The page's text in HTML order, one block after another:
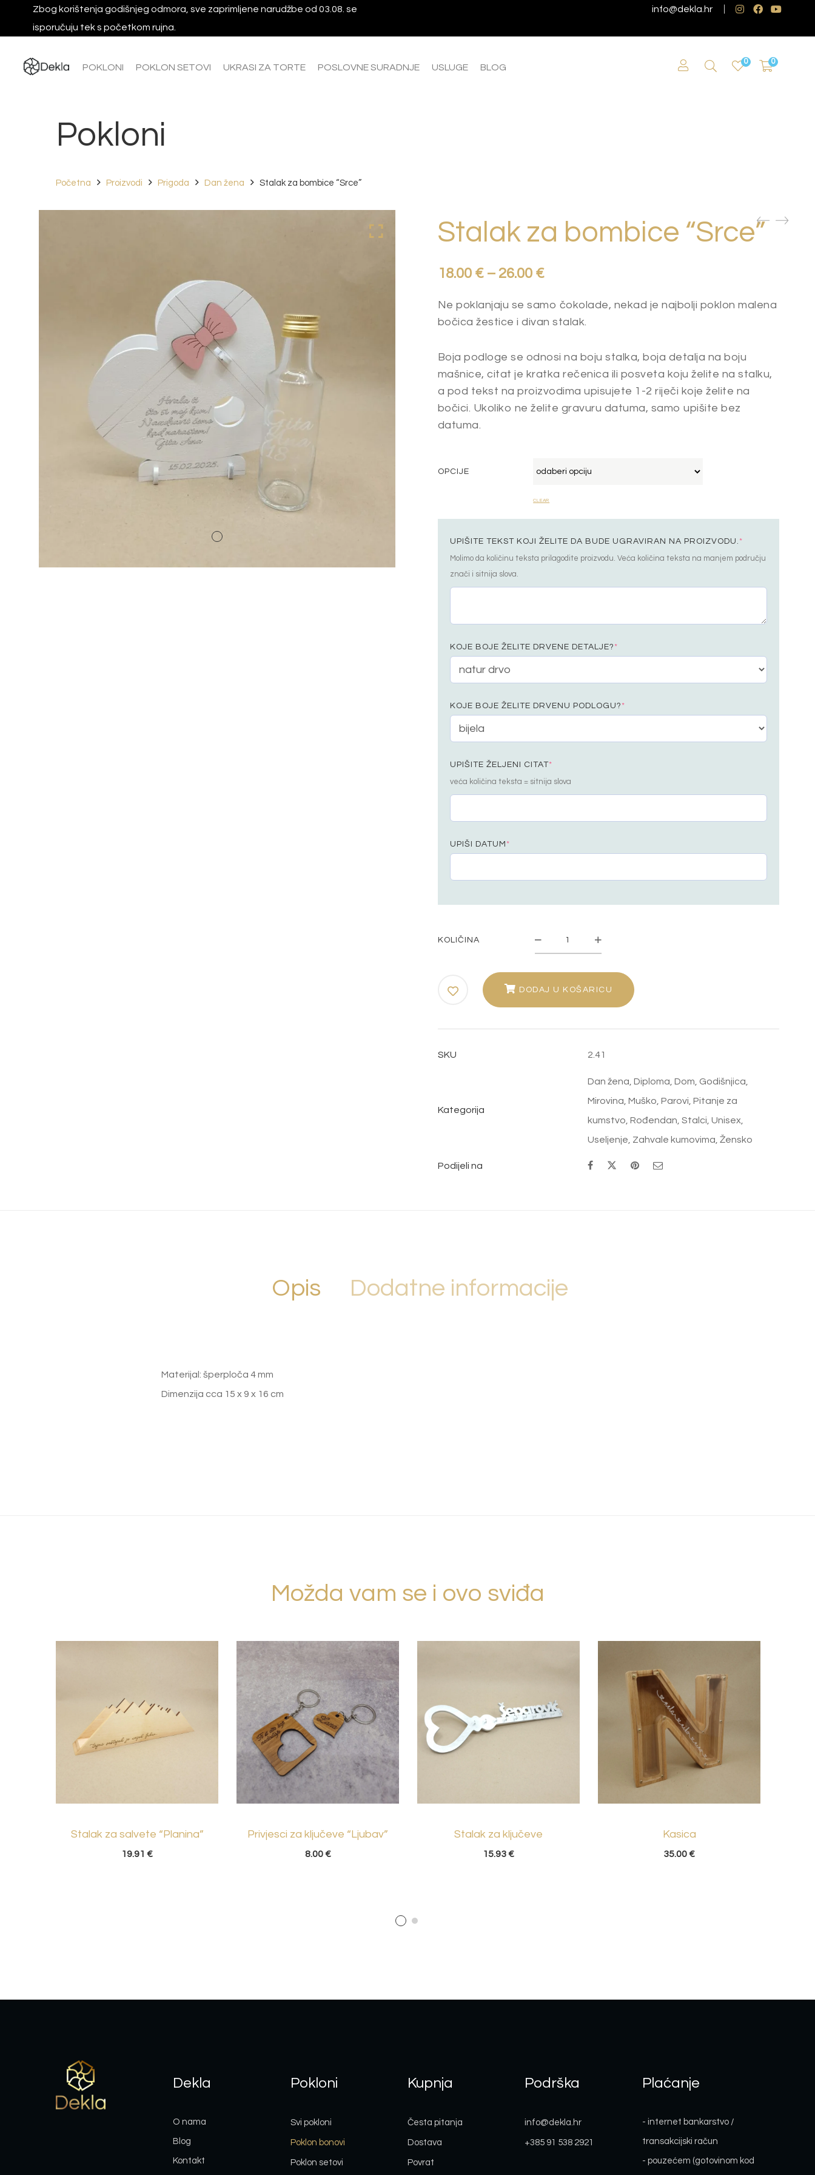
Zbog korištenja godišnjeg odmora, sve zaprimljene narudžbe od 03.08. se
isporučuju tek s početkom rujna.
info@dekla.hr
POKLONI POKLON SETOVI UKRASI ZA TORTE POSLOVNE SURADNJE USLUGE BLOG
0 0
Pokloni
Početna Proizvodi Prigoda Dan žena Stalak za bombice “Srce”
Stalak za bombice “Srce”
18.00 €– 26.00 €
Ne poklanjaju se samo čokolade, nekad je najbolji poklon malena
bočica žestice i divan stalak.
Boja podloge se odnosi na boju stalka, boja detalja na boju
mašnice, citat je kratka rečenica ili posveta koju želite na stalku,
a pod tekst na proizvodima upisujete 1-2 riječi koje želite na
bočici. Ukoliko ne želite gravuru datuma, samo upišite bez
datuma.
OPCIJE
CLEAR
UPIŠITE TEKST KOJI ŽELITE DA BUDE UGRAVIRAN NA PROIZVODU.*
Molimo da količinu teksta prilagodite proizvodu. Veća količina teksta na manjem području
znači i sitnija slova.
KOJE BOJE ŽELITE DRVENE DETALJE?*
KOJE BOJE ŽELITE DRVENU PODLOGU?*
UPIŠITE ŽELJENI CITAT*
veća količina teksta = sitnija slova
UPIŠI DATUM *
KOLIČINA
STALAK
ZA
DODAJ U KOŠARICU
SKU 2.41
Kategorija
Dan žena Diploma Dom Godišnjica
Mirovina Muško Parovi Pitanje za
kumstvo Rođendan Stalci Unisex
Useljenje Zahvale kumovima Žensko
Podijeli na
Opis Dodatne informacije
Materijal: šperploča 4 mm
Dimenzija cca 15 x 9 x 16 cm
Možda vam se i ovo sviđa
Stalak za salvete “Planina”
19.91 €
Privjesci za ključeve “Ljubav”
8.00€
Stalak za ključeve
15.93€
Kasica
35.00€
Dekla
O nama
Blog
Kontakt
Pokloni
Svi pokloni
Poklon bonovi
Poklon setovi
Kupnja
Česta pitanja
Dostava
Povrat
Podrška
info@dekla.hr
+385 91 538 2921
Plaćanje
- internet bankarstvo /
transakcijski račun
- pouzećem (gotovinom kod